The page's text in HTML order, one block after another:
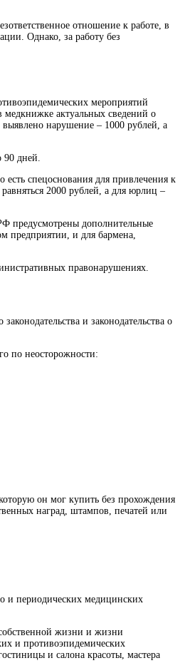
отношение к работе, в
Однако, за работу без
мероприятий
медкнижке актуальных сведений о
нарушение – 1000 рублей, а
дней.
спецоснования для привлечения к
2000 рублей, а для юрлиц –
предусмотрены дополнительные
предприятии, и для бармена,
правонарушениях.
и законодательства о
по неосторожности:
он мог купить без прохождения
наград, штампов, печатей или
и периодических медицинских
жизни и жизни
и противоэпидемических
и салона красоты, мастера